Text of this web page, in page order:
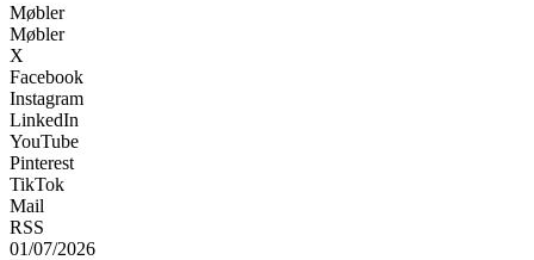
Møbler
Møbler
X
Facebook
Instagram
LinkedIn
YouTube
Pinterest
TikTok
Mail
RSS
01/07/2026